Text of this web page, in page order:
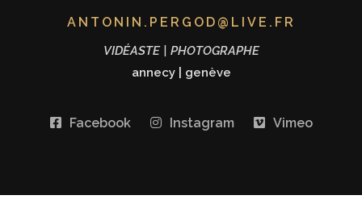
ANTONIN.PERGOD@LIVE.FR
VIDÉASTE | PHOTOGRAPHE
annecy| genève
Facebook Instagram Vimeo